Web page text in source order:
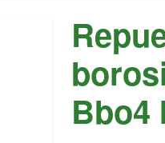
Bbo4